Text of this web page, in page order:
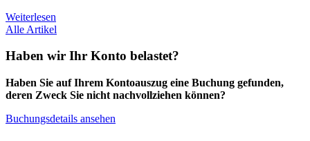
Weiterlesen
Alle Artikel
Haben wir Ihr Konto belastet?
Haben Sie auf Ihrem Kontoauszug eine Buchung gefunden,
deren Zweck Sie nicht nachvollziehen können?
Buchungsdetails ansehen